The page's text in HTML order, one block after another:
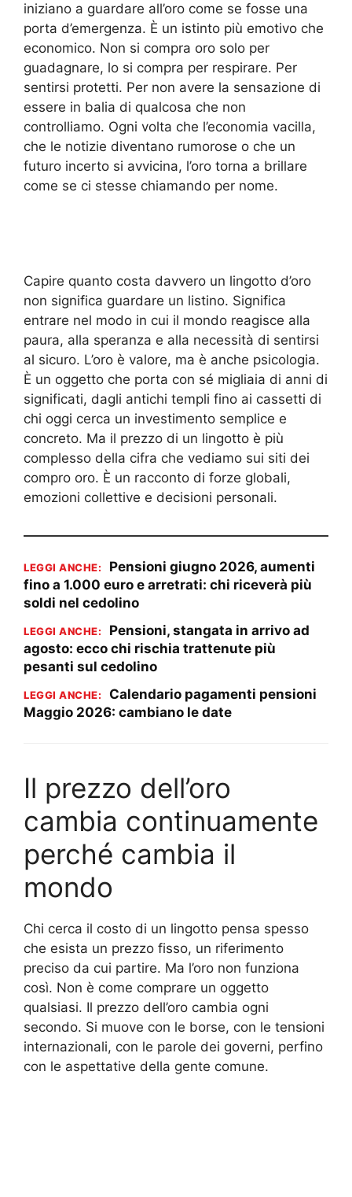
iniziano a guardare all’oro come se fosse una
porta d’emergenza. È un istinto più emotivo che
economico. Non si compra oro solo per
guadagnare, lo si compra per respirare. Per
sentirsi protetti. Per non avere la sensazione di
essere in balia di qualcosa che non
controlliamo. Ogni volta che l’economia vacilla,
che le notizie diventano rumorose o che un
futuro incerto si avvicina, l’oro torna a brillare
come se ci stesse chiamando per nome.
Capire quanto costa davvero un lingotto d’oro
non significa guardare un listino. Significa
entrare nel modo in cui il mondo reagisce alla
paura, alla speranza e alla necessità di sentirsi
al sicuro. L’oro è valore, ma è anche psicologia.
È un oggetto che porta con sé migliaia di anni di
significati, dagli antichi templi fino ai cassetti di
chi oggi cerca un investimento semplice e
concreto. Ma il prezzo di un lingotto è più
complesso della cifra che vediamo sui siti dei
compro oro. È un racconto di forze globali,
emozioni collettive e decisioni personali.
LEGGI ANCHE:
Pensioni giugno 2026, aumenti
fino a 1.000 euro e arretrati: chi riceverà più
soldi nel cedolino
LEGGI ANCHE:
Pensioni, stangata in arrivo ad
agosto: ecco chi rischia trattenute più
pesanti sul cedolino
LEGGI ANCHE:
Calendario pagamenti pensioni
Maggio 2026: cambiano le date
Il prezzo dell’oro
cambia continuamente
perché cambia il
mondo
Chi cerca il costo di un lingotto pensa spesso
che esista un prezzo fisso, un riferimento
preciso da cui partire. Ma l’oro non funziona
così. Non è come comprare un oggetto
qualsiasi. Il prezzo dell’oro cambia ogni
secondo. Si muove con le borse, con le tensioni
internazionali, con le parole dei governi, perfino
con le aspettative della gente comune.